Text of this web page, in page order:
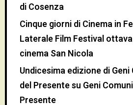
di Cosenza
Cinque giorni di Cinema in
Laterale Film Festival
cinema San Nicola
Undicesima edizione di
del Presentesu Geni
Presente